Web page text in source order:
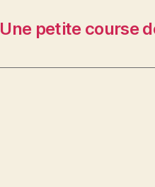
Une petite course